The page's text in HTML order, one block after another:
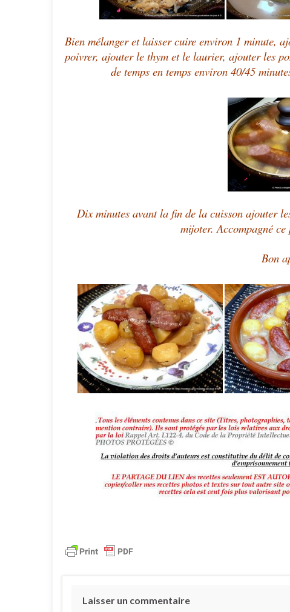
Bien mélanger et laisser cuire environ 1 minute,
poivrer, ajouter le thym et le laurier, ajouter les
de temps en temps environ 40/45
Dix minutes avant la fin de la cuisson ajouter
mijoter. Accompagné ce
Bon
Laisser un commentaire